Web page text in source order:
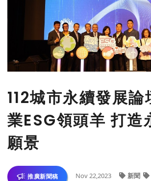
112城市永續發展
業ESG領頭羊 打造
願景
推廣新聞稿 Nov 22,2023 新聞